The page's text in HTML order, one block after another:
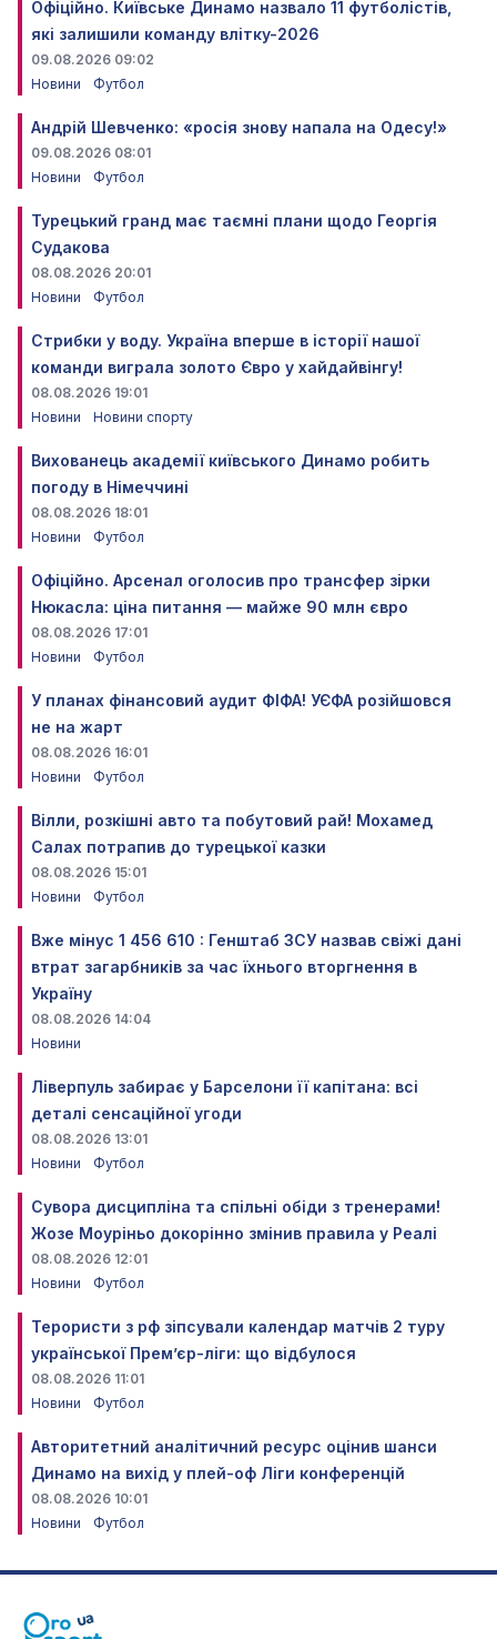
Офіційно. Київське Динамо назвало 11 футболістів,
які залишили команду влітку-2026
09.08.2026 09:02
Новини
Футбол
Андрій Шевченко: «росія знову напала на Одесу!»
09.08.2026 08:01
Новини
Футбол
Турецький гранд має таємні плани щодо Георгія
Судакова
08.08.2026 20:01
Новини
Футбол
Стрибки у воду. Україна вперше в історії нашої
команди виграла золото Євро у хайдайвінгу!
08.08.2026 19:01
Новини
Новини спорту
Вихованець академії київського Динамо робить
погоду в Німеччині
08.08.2026 18:01
Новини
Футбол
Офіційно. Арсенал оголосив про трансфер зірки
Нюкасла: ціна питання — майже 90 млн євро
08.08.2026 17:01
Новини
Футбол
У планах фінансовий аудит ФІФА! УЄФА розійшовся
не на жарт
08.08.2026 16:01
Новини
Футбол
Вілли, розкішні авто та побутовий рай! Мохамед
Салах потрапив до турецької казки
08.08.2026 15:01
Новини
Футбол
Вже мінус 1 456 610 : Генштаб ЗСУ назвав свіжі дані
втрат загарбників за час їхнього вторгнення в
Україну
08.08.2026 14:04
Новини
Ліверпуль забирає у Барселони її капітана: всі
деталі сенсаційної угоди
08.08.2026 13:01
Новини
Футбол
Сувора дисципліна та спільні обіди з тренерами!
Жозе Моуріньо докорінно змінив правила у Реалі
08.08.2026 12:01
Новини
Футбол
Терористи з рф зіпсували календар матчів 2 туру
української Прем’єр-ліги: що відбулося
08.08.2026 11:01
Новини
Футбол
Авторитетний аналітичний ресурс оцінив шанси
Динамо на вихід у плей-оф Ліги конференцій
08.08.2026 10:01
Новини
Футбол